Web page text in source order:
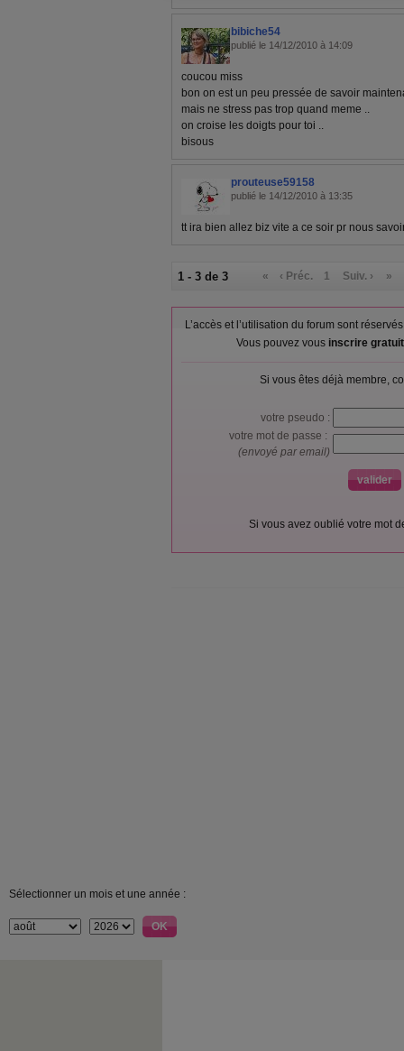
bibiche54
publié le 14/12/2010 à 14:09
coucou miss
bon on est un peu pressée de savoir
mais ne stress pas trop quand meme ..
on croise les doigts pour toi ..
bisous
prouteuse59158
publié le 14/12/2010 à 13:35
tt ira bien allez biz vite a ce soir pr nous
1 - 3 de 3 « ‹ Préc. 1 Suiv. › »
L’accès et l’utilisation du forum sont
Vous pouvez vous inscrire
Si vous êtes déjà membre,
votre pseudo :
votre mot de passe :
(envoyé par email)
Si vous avez oublié votre mot
Sélectionner un mois et une année :